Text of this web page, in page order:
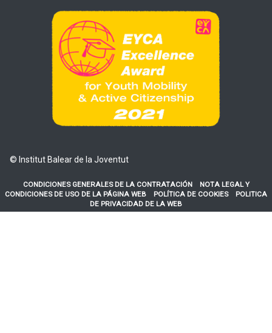
© Institut Balear de la Joventut
CONDICIONES GENERALES DE LA CONTRATACIÓN
NOTA LEGAL Y
CONDICIONES DE USO DE LA PÁGINA WEB
POLÍTICA DE COOKIES
POLITICA
DE PRIVACIDAD DE LA WEB